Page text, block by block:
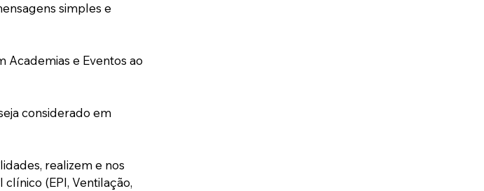
simples e
Academias e Eventos ao
considerado em
realizem e nos
(EPI, Ventilação,